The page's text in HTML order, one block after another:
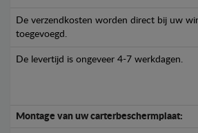
De verzendkosten worden direct bij uw
toegevoegd.
De levertijd is ongeveer 4-7 werkdagen.
Montage van uw carterbeschermplaat: